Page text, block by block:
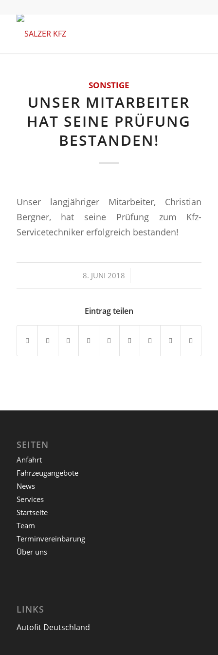
SONSTIGE
UNSER MITARBEITER
HAT SEINE PRÜFUNG
BESTANDEN!
Unser langjähriger Mitarbeiter, Christian
Bergner, hat seine Prüfung zum Kfz-
Servicetechniker erfolgreich bestanden!
8. JUNI 2018
/
Eintrag teilen
SEITEN
Anfahrt
Fahrzeugangebote
News
Services
Startseite
Team
Terminvereinbarung
Über uns
LINKS
Autofit Deutschland